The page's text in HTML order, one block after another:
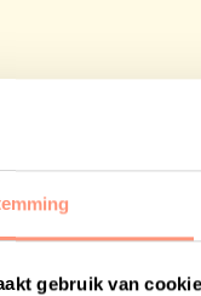
gebruik van